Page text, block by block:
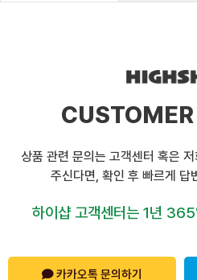
상품 관련 문의는 고객센터 혹은
주신다면, 확인 후 빠르게 답
하이샵 고객센터는 1년
카카오톡 문의하기